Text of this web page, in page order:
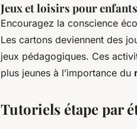
Jeux et loisirs pour enfants
Encouragez la conscience
Les cartons deviennent des
jeux pédagogiques. Ces
plus jeunes à l’importance du
Tutoriels étape par